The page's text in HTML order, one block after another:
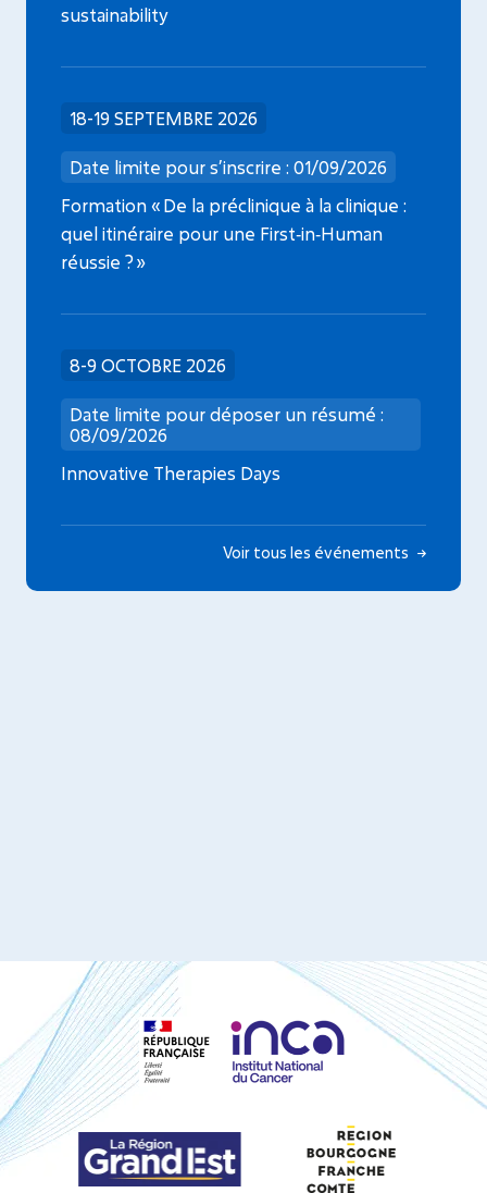
sustainability
18-19 SEPTEMBRE 2026
Date limite pour s’inscrire : 01/09/2026
Formation « De la préclinique à la clinique :
quel itinéraire pour une First‑in‑Human
réussie ? »
8-9 OCTOBRE 2026
Date limite pour déposer un résumé :
08/09/2026
Innovative Therapies Days
Voir tous les événements